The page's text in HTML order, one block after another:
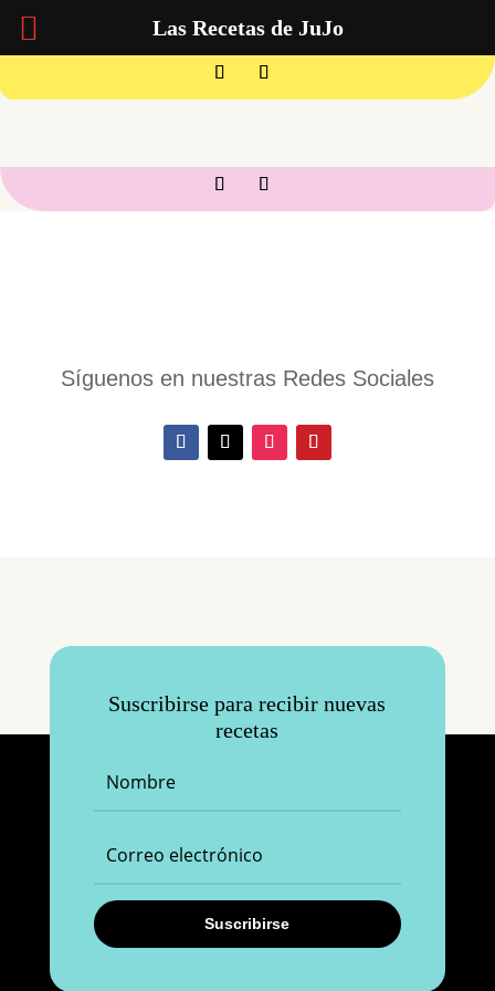
Síguenos en nuestras Redes Sociales
Suscribirse para recibir nuevas
recetas
Suscribirse
Las Recetas de JuJo